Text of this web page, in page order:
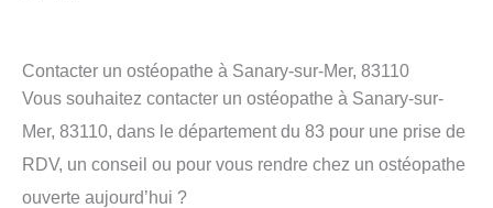
Contacter un ostéopathe à Sanary-sur-Mer, 83110
Vous souhaitez contacter un ostéopathe à Sanary-sur-
Mer, 83110, dans le département du 83 pour une prise de
RDV, un conseil ou pour vous rendre chez un ostéopathe
ouverte aujourd’hui ?